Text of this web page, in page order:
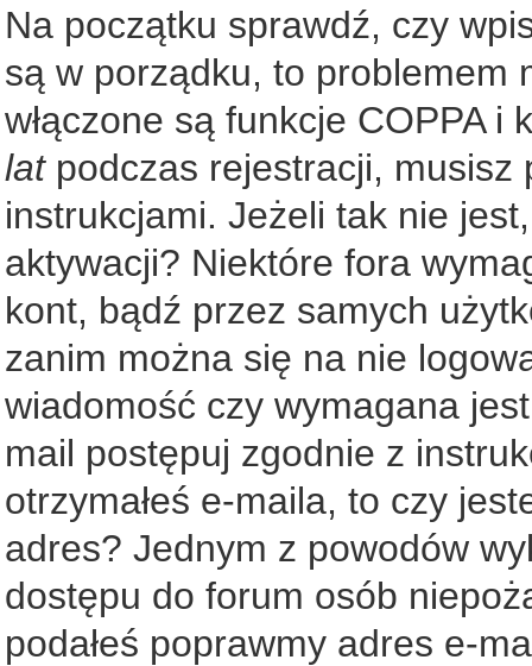
Na początku sprawdź, czy
są w porządku, to problemem
włączone są funkcje COPPA i
latpodczas rejestracji, musisz
instrukcjami. Jeżeli tak nie
aktywacji? Niektóre fora
kont, bądź przez samych
zanim można się na nie
wiadomość czy wymagana
mail postępuj zgodnie z
otrzymałeś e-maila, to czy
adres? Jednym z powodów
dostępu do forum osób
podałeś poprawmy adres e-